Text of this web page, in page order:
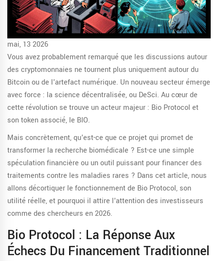
mai, 13 2026
Vous avez probablement remarqué que les discussions autour
des cryptomonnaies ne tournent plus uniquement autour du
Bitcoin ou de l'artefact numérique. Un nouveau secteur émerge
avec force : la science décentralisée, ou DeSci. Au cœur de
cette révolution se trouve un acteur majeur : Bio Protocol et
son token associé, le BIO.
Mais concrètement, qu'est-ce que ce projet qui promet de
transformer la recherche biomédicale ? Est-ce une simple
spéculation financière ou un outil puissant pour financer des
traitements contre les maladies rares ? Dans cet article, nous
allons décortiquer le fonctionnement de Bio Protocol, son
utilité réelle, et pourquoi il attire l'attention des investisseurs
comme des chercheurs en 2026.
Bio Protocol : La Réponse Aux
Échecs Du Financement Traditionnel